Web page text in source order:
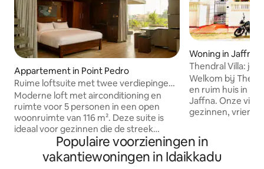
Appartement in Point Pedro
Ruime loftsuite met twee verdiepingen
in Point Pedro
Moderne loft met airconditioning en
ruimte voor 5 personen in een open
woonruimte van 116 m². Deze suite is
ideaal voor gezinnen die de streek
bezoeken en biedt een betere
verblijfservaring dan welk bestaand
hotel dan ook op het schiereiland Jaffna.
Woning in Jaffna
Thendral Villa: je
Welkom bij
en ruim huis in
Jaffna. Onze villa
gezinnen,
traditionele
echt onvergetelijk wordt.
op slechts enkele
Populaire voorzieningen in
vakantiewoningen in Idaikkadu